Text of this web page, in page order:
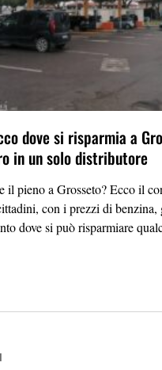
dove si risparmia a
in un solo distributore
il pieno a Grosseto? Ecco il
con i prezzi di benzina,
dove si può risparmiare